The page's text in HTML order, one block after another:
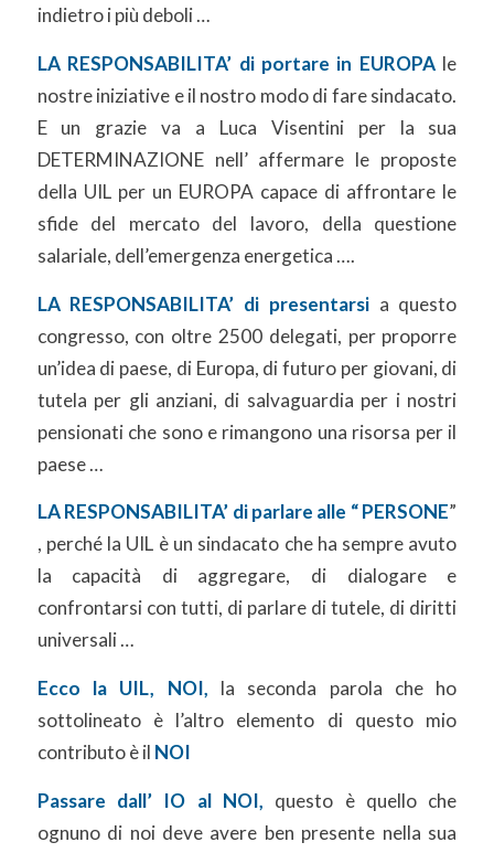
indietro i più deboli …
LA RESPONSABILITA’ di portare in EUROPAle
nostre iniziative e il nostro modo di fare sindacato.
E un grazie va a Luca Visentini per la sua
DETERMINAZIONE nell’ affermare le proposte
della UIL per un EUROPA capace di affrontare le
sfide del mercato del lavoro, della questione
salariale, dell’emergenza energetica ….
LA RESPONSABILITA’ di presentarsia questo
congresso, con oltre 2500 delegati, per proporre
un’idea di paese, di Europa, di futuro per giovani, di
tutela per gli anziani, di salvaguardia per i nostri
pensionati che sono e rimangono una risorsa per il
paese …
LA RESPONSABILITA’ di parlare alle “ PERSONE”
, perché la UIL è un sindacato che ha sempre avuto
la capacità di aggregare, di dialogare e
confrontarsi con tutti, di parlare di tutele, di diritti
universali …
Ecco la UIL, NOI, la seconda parola che ho
sottolineato è l’altro elemento di questo mio
contributo è il NOI
Passare dall’ IO al NOI, questo è quello che
ognuno di noi deve avere ben presente nella sua